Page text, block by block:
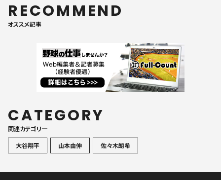
RECOMMEND
オススメ記事
CATEGORY
関連カテゴリ一
大谷翔平
山本由伸 佐々木朗希